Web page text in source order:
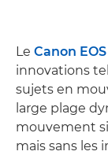
Le Canon
innovations
sujets en
large plage
mouvement
mais sans les